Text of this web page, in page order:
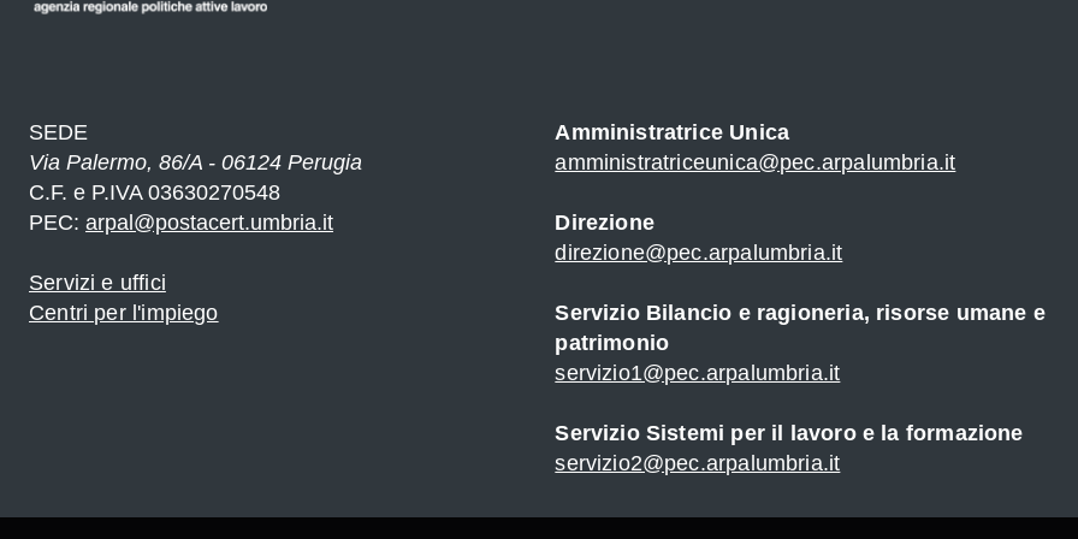
SEDE
Via Palermo, 86/A - 06124 Perugia
C.F. e P.IVA 03630270548
PEC: arpal@postacert.umbria.it
Servizi e uffici
Centri per l'impiego
Amministratrice Unica
amministratriceunica@pec.arpalumbria.it
Direzione
direzione@pec.arpalumbria.it
Servizio Bilancio e ragioneria, risorse umane e
patrimonio
servizio1@pec.arpalumbria.it
Servizio Sistemi per il lavoro e la formazione
servizio2@pec.arpalumbria.it